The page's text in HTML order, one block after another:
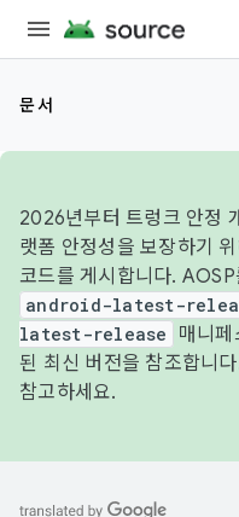
문서
2026년부터 트렁크 안정
랫폼 안정성을 보장하기
코드를 게시합니다.
android-latest-
latest-release
매니
된 최신 버전을 참조합니
참고하세요.